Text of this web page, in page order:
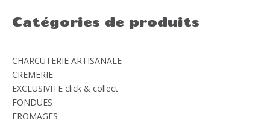
Catégories de produits
CHARCUTERIE ARTISANALE
CREMERIE
EXCLUSIVITE click & collect
FONDUES
FROMAGES